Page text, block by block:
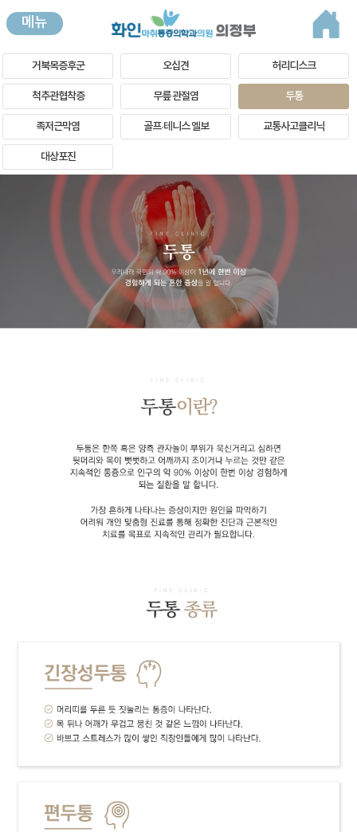
메뉴
거북목증후군 오십견 허리디스크
척추관협착증 무릎 관절염 두통
족저근막염 골프·테니스 엘보 교통사고클리닉
대상포진